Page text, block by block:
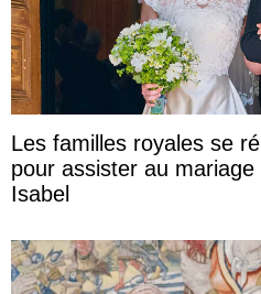
Les familles royales se
pour assister au mariage
Isabel